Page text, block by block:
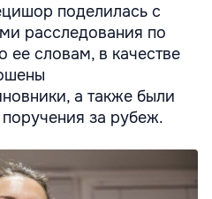
поделилась с
расследования по
ее словам, в качестве
а также были
за рубеж.